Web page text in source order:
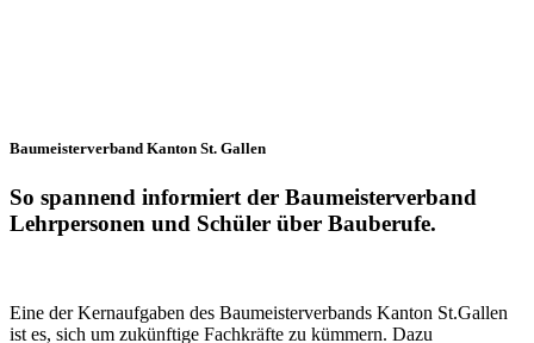
Baumeisterverband Kanton St. Gallen
So spannend informiert der Baumeisterverband
Lehrpersonen und Schüler über Bauberufe.
Eine der Kernaufgaben des Baumeisterverbands Kanton St.Gallen
ist es, sich um zukünftige Fachkräfte zu kümmern. Dazu